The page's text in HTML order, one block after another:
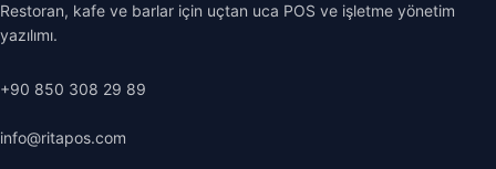
Restoran, kafe ve barlar için uçtan uca POS ve işletme yönetim
yazılımı.
+90 850 308 29 89
info@ritapos.com